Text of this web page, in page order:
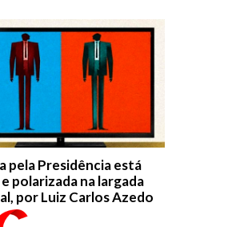
pela Presidência está
polarizada na largada
por Luiz Carlos Azedo